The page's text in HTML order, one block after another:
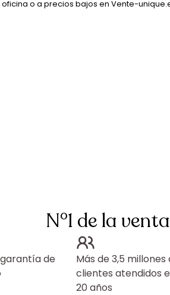
o a precios bajos en Vente-
N°1 de la
de
Más de 3,5 millones
clientes atendidos
20 años